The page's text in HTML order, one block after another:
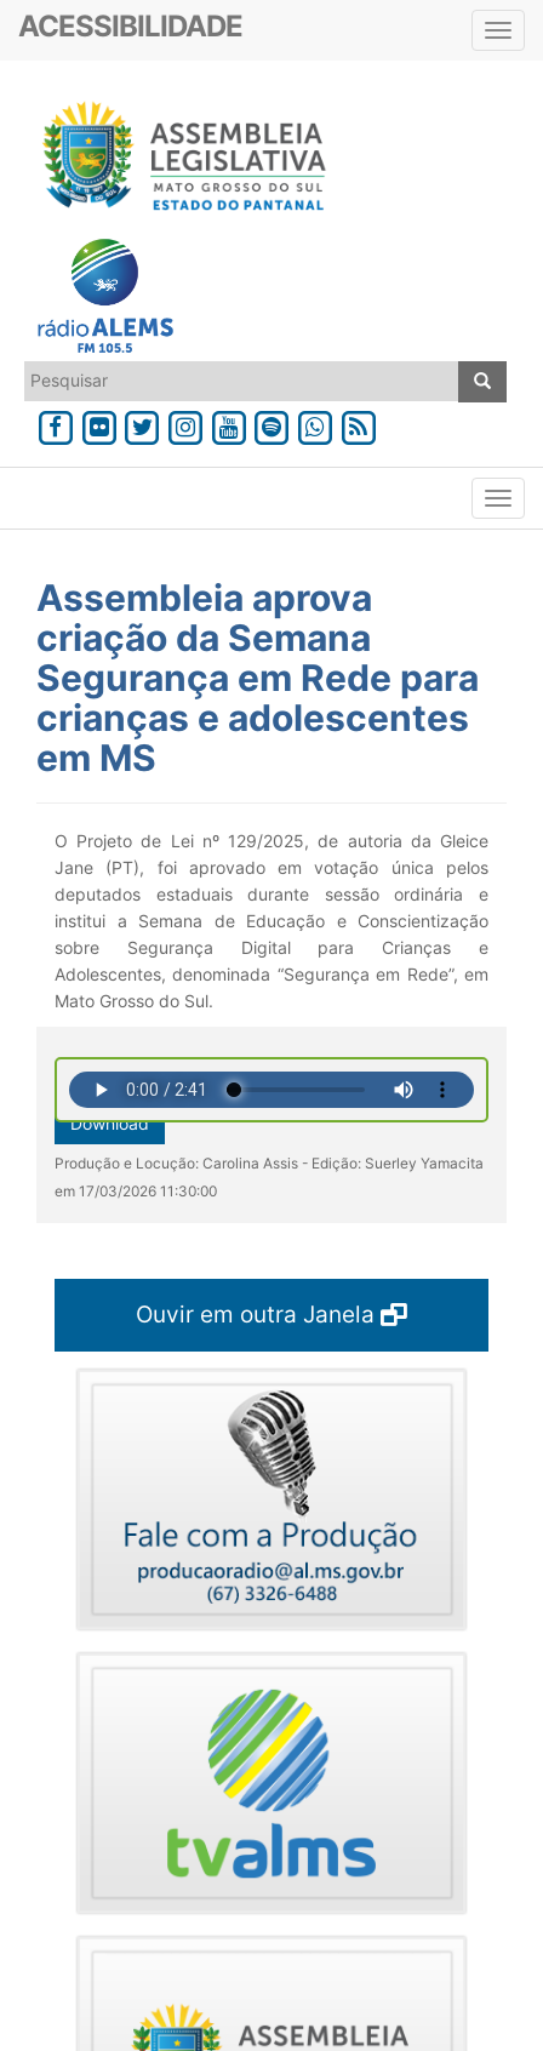
ACESSIBILIDADE
Assembleia aprova
criação da Semana
Segurança em Rede para
crianças e adolescentes
em MS
O Projeto de Lei nº 129/2025, de autoria da Gleice
Jane (PT), foi aprovado em votação única pelos
deputados estaduais durante sessão ordinária e
institui a Semana de Educação e Conscientização
sobre Segurança Digital para Crianças e
Adolescentes, denominada “Segurança em Rede”, em
Mato Grosso do Sul.
Download
Produção e Locução: Carolina Assis - Edição: Suerley Yamacita
em 17/03/2026 11:30:00
Ouvir em outra Janela